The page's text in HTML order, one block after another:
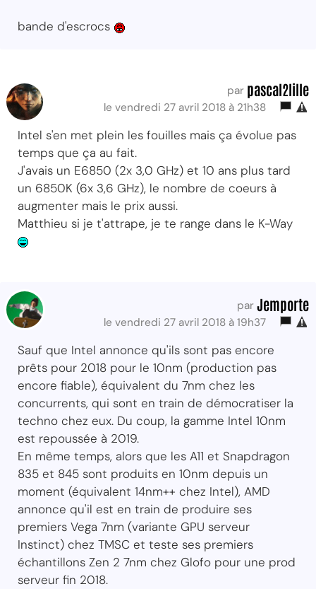
bande d'escrocs
par pascal2lille
le vendredi 27 avril 2018 à 21h38
Intel s'en met plein les fouilles mais ça évolue pas
temps que ça au fait.
J'avais un E6850 (2x 3,0 GHz) et 10 ans plus tard
un 6850K (6x 3,6 GHz), le nombre de coeurs à
augmenter mais le prix aussi.
Matthieu si je t'attrape, je te range dans le K-Way
par Jemporte
le vendredi 27 avril 2018 à 19h37
Sauf que Intel annonce qu'ils sont pas encore
prêts pour 2018 pour le 10nm (production pas
encore fiable), équivalent du 7nm chez les
concurrents, qui sont en train de démocratiser la
techno chez eux. Du coup, la gamme Intel 10nm
est repoussée à 2019.
En même temps, alors que les A11 et Snapdragon
835 et 845 sont produits en 10nm depuis un
moment (équivalent 14nm++ chez Intel), AMD
annonce qu'il est en train de produire ses
premiers Vega 7nm (variante GPU serveur
Instinct) chez TMSC et teste ses premiers
échantillons Zen 2 7nm chez Glofo pour une prod
serveur fin 2018.